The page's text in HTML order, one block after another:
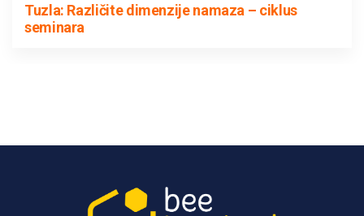
Tuzla: Različite dimenzije namaza – ciklus
seminara